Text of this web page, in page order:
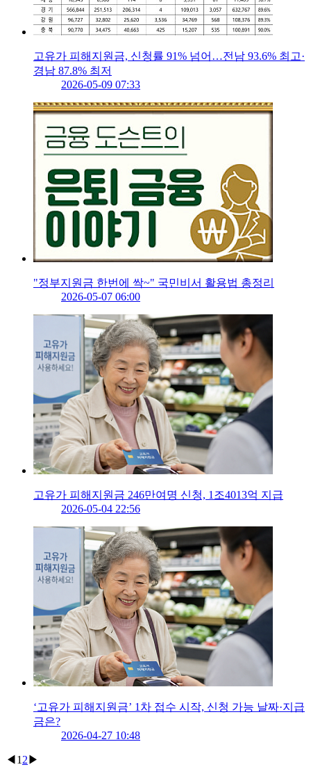
고유가 피해지원금, 신청률 91% 넘어…전남 93.6% 최고·
경남 87.8% 최저
2026-05-09 07:33
"정부지원금 한번에 싹~" 국민비서 활용법 총정리
2026-05-07 06:00
고유가 피해지원금 246만여명 신청, 1조4013억 지급
2026-05-04 22:56
‘고유가 피해지원금’ 1차 접수 시작, 신청 가능 날짜·지급
금은?
2026-04-27 10:48
◀ 1 2 ▶